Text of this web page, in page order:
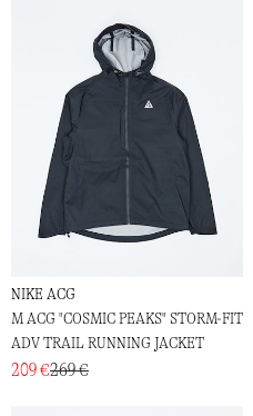
NIKE ACG
M ACG "COSMIC PEAKS" STORM-FIT
ADV TRAIL RUNNING JACKET
209 €269 €